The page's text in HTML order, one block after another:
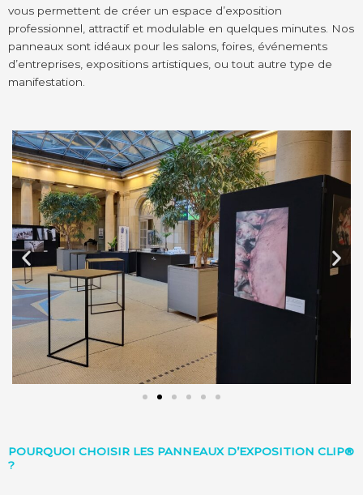
vous permettent de créer un espace d’exposition
professionnel, attractif et modulable en quelques minutes. Nos
panneaux sont idéaux pour les salons, foires, événements
d’entreprises, expositions artistiques, ou tout autre type de
manifestation.
POURQUOI CHOISIR LES PANNEAUX D’EXPOSITION CLIP®
?